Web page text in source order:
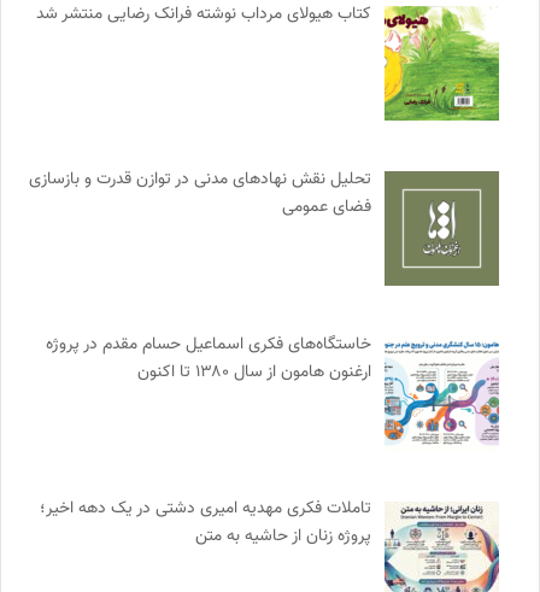
کتاب هیولای مرداب نوشته فرانک رضایی منتشر شد
تحلیل نقش نهادهای مدنی در توازن قدرت و بازسازی
فضای عمومی
خاستگاه‌های فکری اسماعیل حسام مقدم در پروژه
ارغنون هامون از سال ۱۳۸۰ تا اکنون
تاملات فکری مهدیه امیری دشتی در یک دهه اخیر؛
پروژه زنان از حاشیه به متن